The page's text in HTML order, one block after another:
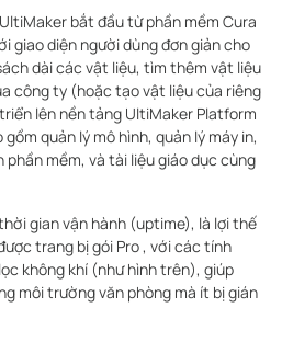
bắt đầu từ phần mềm Cura
giao diện người dùng đơn giản cho
dài các vật liệu, tìm thêm vật liệu
công ty (hoặc tạo vật liệu của riêng
lên nền tảng UltiMaker Platform
quản lý mô hình, quản lý máy in,
mềm, và tài liệu giáo dục cùng
gian vận hành (uptime), là lợi thế
trang bị gói Pro , với các tính
không khí (như hình trên), giúp
môi trường văn phòng mà ít bị gián